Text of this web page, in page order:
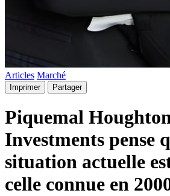
Articles Marché
Imprimer Partager
Piquemal
Investments pense
situation actuelle
celle connue en